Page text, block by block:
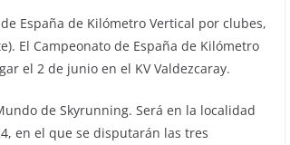
España de Kilómetro Vertical por clubes,
El Campeonato de España de Kilómetro
el 2 de junio en el KV Valdezcaray.
de Skyrunning. Será en la localidad
en el que se disputarán las tres